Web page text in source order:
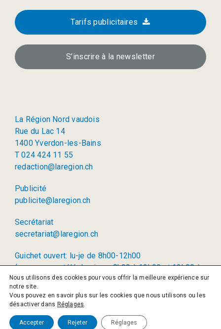
Tarifs publicitaires
S’inscrire à la newsletter
La Région Nord vaudois
Rue du Lac 14
1400 Yverdon-les-Bains
T 024 424 11 55
redaction@laregion.ch
Publicité
publicite@laregion.ch
Secrétariat
secretariat@laregion.ch
Guichet ouvert: lu-je de 8h00-12h00
(permanence téléphonique: 8h00 à 12h00 et 13h00 à
17h00)
© 2026 La Région SA
Nous utilisons des cookies pour vous offrir la meilleure expérience sur
notre site.
Vous pouvez en savoir plus sur les cookies que nous utilisons ou les
désactiver dans Réglages.
Accepter Rejeter Réglages